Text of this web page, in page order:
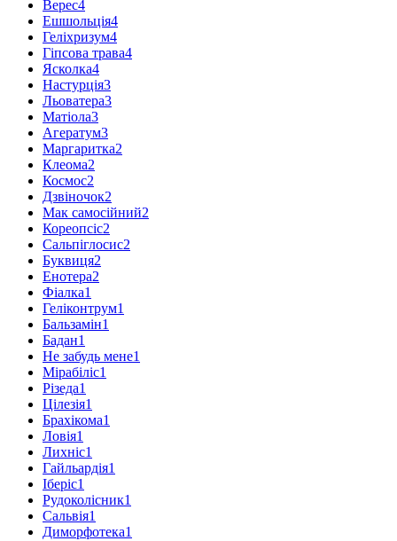
Верес4
Ешшольція4
Геліхризум4
Гіпсова трава4
Ясколка4
Настурція3
Льоватера3
Матіола3
Агератум3
Маргаритка2
Клеома2
Космос2
Дзвіночок2
Мак самосійний2
Кореопсіс2
Сальпіглосис2
Буквиця2
Енотера2
Фіалка1
Геліконтрум1
Бальзамін1
Бадан1
Не забудь мене1
Мірабіліс1
Різеда1
Цілезія1
Брахікома1
Ловія1
Лихніс1
Гайльардія1
Іберіс1
Рудоколісник1
Сальвія1
Диморфотека1